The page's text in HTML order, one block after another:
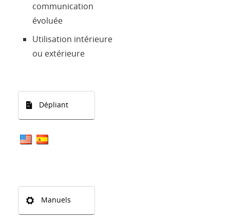
communication
évoluée
Utilisation intérieure
ou extérieure
Dépliant
Manuels